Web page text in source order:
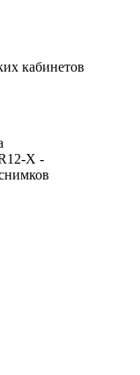
кабинетов
X -